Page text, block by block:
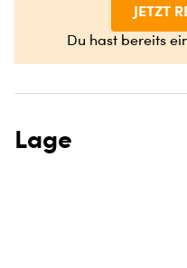
JETZT
Du hast bereits
Lage